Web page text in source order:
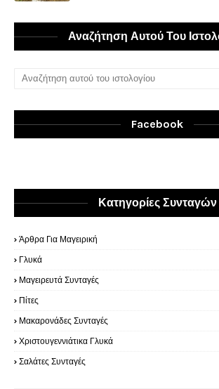
Αναζήτηση Αυτού Του
Facebook
Κατηγορίες Συνταγών
Άρθρα Για Μαγειρική
Γλυκά
Μαγειρευτά Συνταγές
Πίτες
Μακαρονάδες Συνταγές
Χριστουγεννιάτικα Γλυκά
Σαλάτες Συνταγές